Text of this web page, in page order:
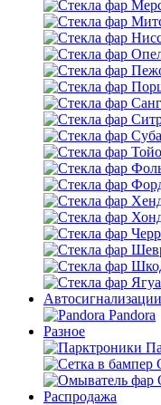
Автосигнализации
Pandora
Разное
Распродажа